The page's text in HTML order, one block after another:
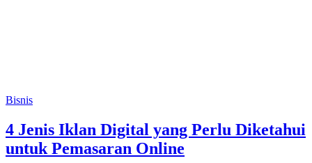
Bisnis
4 Jenis Iklan Digital yang Perlu Diketahui
untuk Pemasaran Online